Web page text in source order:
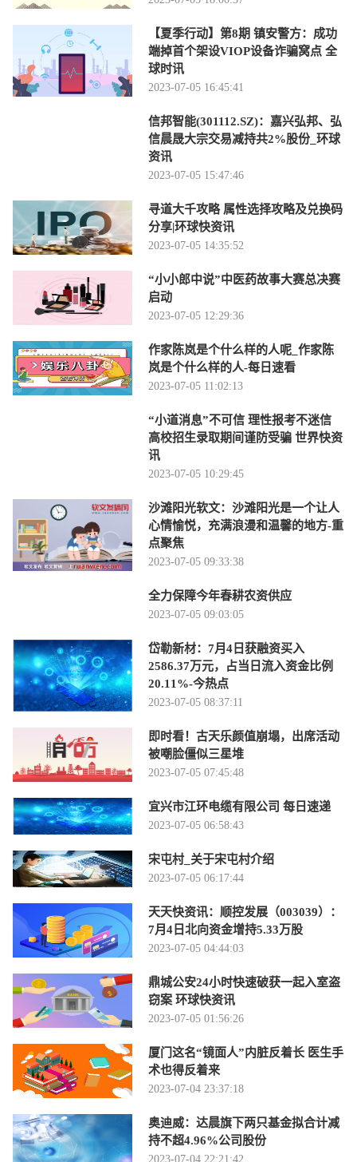
【夏季行动】第8期 镇安警方：成功
端掉首个架设VIOP设备诈骗窝点 全
球时讯
2023-07-05 16:45:41
信邦智能(301112.SZ)：嘉兴弘邦、弘
信晨晟大宗交易减持共2%股份_环球
资讯
2023-07-05 15:47:46
寻道大千攻略 属性选择攻略及兑换码
分享|环球快资讯
2023-07-05 14:35:52
“小小郎中说”中医药故事大赛总决赛
启动
2023-07-05 12:29:36
作家陈岚是个什么样的人呢_作家陈
岚是个什么样的人-每日速看
2023-07-05 11:02:13
“小道消息”不可信 理性报考不迷信
高校招生录取期间谨防受骗 世界快资
讯
2023-07-05 10:29:45
沙滩阳光软文：沙滩阳光是一个让人
心情愉悦，充满浪漫和温馨的地方-重
点聚焦
2023-07-05 09:33:38
全力保障今年春耕农资供应
2023-07-05 09:03:05
岱勒新材：7月4日获融资买入
2586.37万元，占当日流入资金比例
20.11%-今热点
2023-07-05 08:37:11
即时看！古天乐颜值崩塌，出席活动
被嘲脸僵似三星堆
2023-07-05 07:45:48
宜兴市江环电缆有限公司 每日速递
2023-07-05 06:58:43
宋屯村_关于宋屯村介绍
2023-07-05 06:17:44
天天快资讯：顺控发展（003039）：
7月4日北向资金增持5.33万股
2023-07-05 04:44:03
鼎城公安24小时快速破获一起入室盗
窃案 环球快资讯
2023-07-05 01:56:26
厦门这名“镜面人”内脏反着长 医生手
术也得反着来
2023-07-04 23:37:18
奥迪威：达晨旗下两只基金拟合计减
持不超4.96%公司股份
2023-07-04 22:21:42